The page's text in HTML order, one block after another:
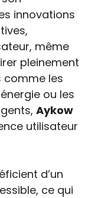
innovations
même
pleinement
comme les
ou les
Aykow
utilisateur
d’un
ce qui